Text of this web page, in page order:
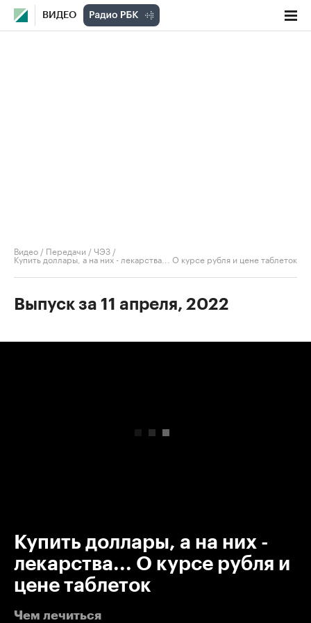
ВИДЕО
Видео / Передачи /ЧЭЗ /
Купить доллары, а на них - лекарства... О курсе рубля и цене таблеток
Выпуск за 11 апреля, 2022
Купить доллары, а на них -
лекарства... О курсе рубля и
цене таблеток
Чем лечиться